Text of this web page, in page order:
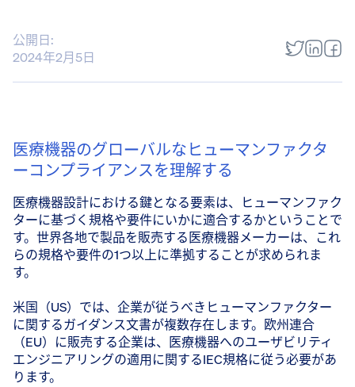
公開日:
2024年2月5日
医療機器のグローバルなヒューマンファクタ
ーコンプライアンスを理解する
医療機器設計における鍵となる要素は、ヒューマンファク
ターに基づく規格や要件にいかに適合するかということで
す。世界各地で製品を販売する医療機器メーカーは、これ
らの規格や要件の1つ以上に準拠することが求められま
す。
米国（US）では、企業が従うべきヒューマンファクター
に関するガイダンス文書が複数存在します。欧州連合
（EU）に販売する企業は、医療機器へのユーザビリティ
エンジニアリングの適用に関するIEC規格に従う必要があ
ります。